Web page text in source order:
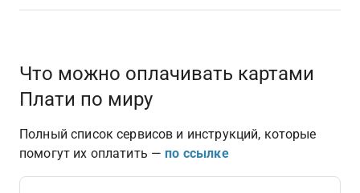
Что можно оплачивать картами
Плати по миру
Полный список сервисов и инструкций, которые
помогут их оплатить — по ссылке